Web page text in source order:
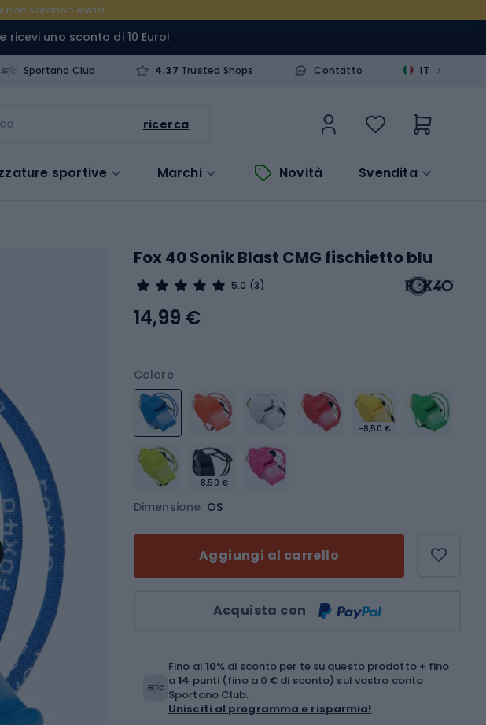
non saranno evasi.
uno sconto di 10 Euro!
Sportano Club 4.37 Trusted Shops Contatto IT >
ricerca
sportive Marchi Novità Svendita
Fox 40 Sonik Blast CMG fischietto blu
5.0 (3)
Colore
-8,50 €
-8,50 €
Dimensione OS
Aggiungi al carrello
Acquista con
14,99 €
Fino al 10% di sconto per te su questo prodotto + fino
a14 punti (fino a 0 € di sconto) sul vostro conto
Sportano Club.
Unisciti al programma e risparmia!